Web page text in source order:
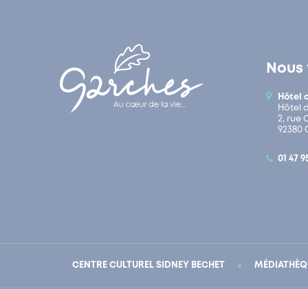
Hôtel
Hôtel
2, rue
92380
01 47
CENTRE CULTUREL SIDNEY BECHET